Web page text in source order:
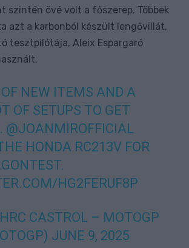
szintén övé volt a főszerep. Többek
azt a karbonból készült lengővillát,
tesztpilótája, Aleix Espargaró
NEW ITEMS AND A
OF SETUPS TO GET
@JOANMIROFFICIAL
HONDA RC213V FOR
.
HG2FERUF8P
CASTROL – MOTOGP
JUNE 9, 2025